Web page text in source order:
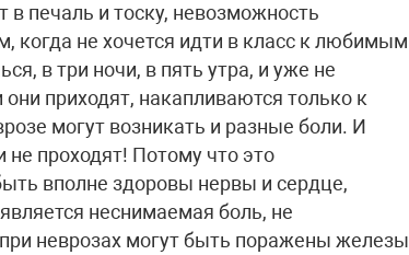
в печаль и тоску, невозможность
когда не хочется идти в класс к любимым
в три ночи, в пять утра, и уже не
приходят, накапливаются только к
могут возникать и разные боли. И
не проходят! Потому что это
вполне здоровы нервы и сердце,
неснимаемая боль, не
при неврозах могут быть поражены железы